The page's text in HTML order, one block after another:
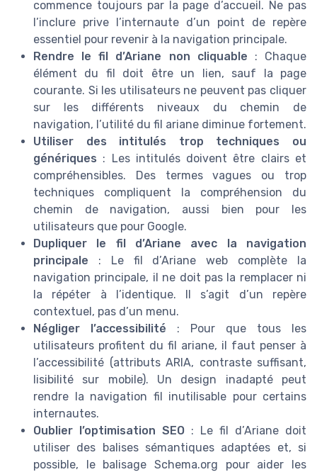
commence toujours par la page d’accueil. Ne pas
l’inclure prive l’internaute d’un point de repère
essentiel pour revenir à la navigation principale.
Rendre le fil d’Ariane non cliquable : Chaque
élément du fil doit être un lien, sauf la page
courante. Si les utilisateurs ne peuvent pas cliquer
sur les différents niveaux du chemin de
navigation, l’utilité du fil ariane diminue fortement.
Utiliser des intitulés trop techniques ou
génériques : Les intitulés doivent être clairs et
compréhensibles. Des termes vagues ou trop
techniques compliquent la compréhension du
chemin de navigation, aussi bien pour les
utilisateurs que pour Google.
Dupliquer le fil d’Ariane avec la navigation
principale : Le fil d’Ariane web complète la
navigation principale, il ne doit pas la remplacer ni
la répéter à l’identique. Il s’agit d’un repère
contextuel, pas d’un menu.
Négliger l’accessibilité : Pour que tous les
utilisateurs profitent du fil ariane, il faut penser à
l’accessibilité (attributs ARIA, contraste suffisant,
lisibilité sur mobile). Un design inadapté peut
rendre la navigation fil inutilisable pour certains
internautes.
Oublier l’optimisation SEO : Le fil d’Ariane doit
utiliser des balises sémantiques adaptées et, si
possible, le balisage Schema.org pour aider les
SEO insiders — 2026➔ Télécharger
En remplissant ce formulaire, j’accepte d’être
contacté(e) à des fins commerciales par SEO insiders et